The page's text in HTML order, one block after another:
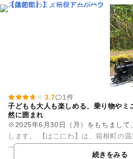
3.7
1件
子どもも大人も楽しめる、乗り物やミ
然に囲まれ
※2025年6月30日（月）をもちまして
します。 【はこにわ】は、箱根町の温泉地・芦之湯にあるミュ
ージアムパーク。「子供と一緒にコド
続きをみる